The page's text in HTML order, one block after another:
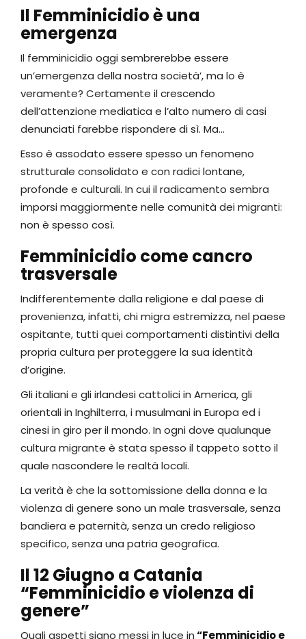
Il Femminicidio è una
emergenza
Il femminicidio oggi sembrerebbe essere
un’emergenza della nostra società’, ma lo è
veramente? Certamente il crescendo
dell’attenzione mediatica e l’alto numero di casi
denunciati farebbe rispondere di sì. Ma…
Esso è assodato essere spesso un fenomeno
strutturale consolidato e con radici lontane,
profonde e culturali. In cui il radicamento sembra
imporsi maggiormente nelle comunità dei migranti:
non è spesso così.
Femminicidio come cancro
trasversale
Indifferentemente dalla religione e dal paese di
provenienza, infatti, chi migra estremizza, nel paese
ospitante, tutti quei comportamenti distintivi della
propria cultura per proteggere la sua identità
d’origine.
Gli italiani e gli irlandesi cattolici in America, gli
orientali in Inghilterra, i musulmani in Europa ed i
cinesi in giro per il mondo. In ogni dove qualunque
cultura migrante è stata spesso il tappeto sotto il
quale nascondere le realtà locali.
La verità è che la sottomissione della donna e la
violenza di genere sono un male trasversale, senza
bandiera e paternità, senza un credo religioso
specifico, senza una patria geografica.
Il 12 Giugno a Catania
“Femminicidio e violenza di
genere”
Quali aspetti siano messi in luce in“Femminicidio e